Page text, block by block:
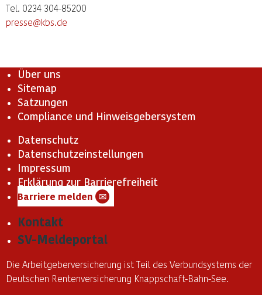
Tel. 0234 304-85200
presse@kbs.de
Über uns
Sitemap
Satzungen
Compliance und Hinweisgebersystem
Datenschutz
Datenschutzeinstellungen
Impressum
Erklärung zur Barrierefreiheit
Barriere melden ✉
Kontakt
SV-Meldeportal
Die Arbeitgeberversicherung ist Teil des Verbundsystems der
Deutschen Rentenversicherung Knappschaft-Bahn-See.